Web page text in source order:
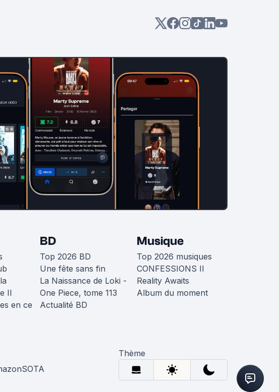
II
en ce
BD
Top 2026 BD
Une fête sans fin
La Naissance de Loki -
One Piece, tome 113
Actualité BD
Musique
Top 2026 musiques
CONFESSIONS II
Reality Awaits
Album du moment
SOTA
Thème